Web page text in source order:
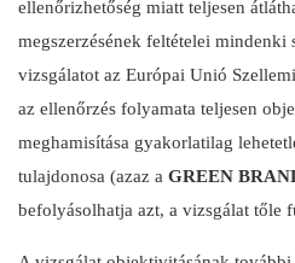
ellenőrizhetőség miatt teljesen
megszerzésének feltételei mindenki
vizsgálatot az Európai Unió
az ellenőrzés folyamata teljesen
meghamisítása gyakorlatilag
tulajdonosa (azaz a GREEN
befolyásolhatja azt, a vizsgálat tőle